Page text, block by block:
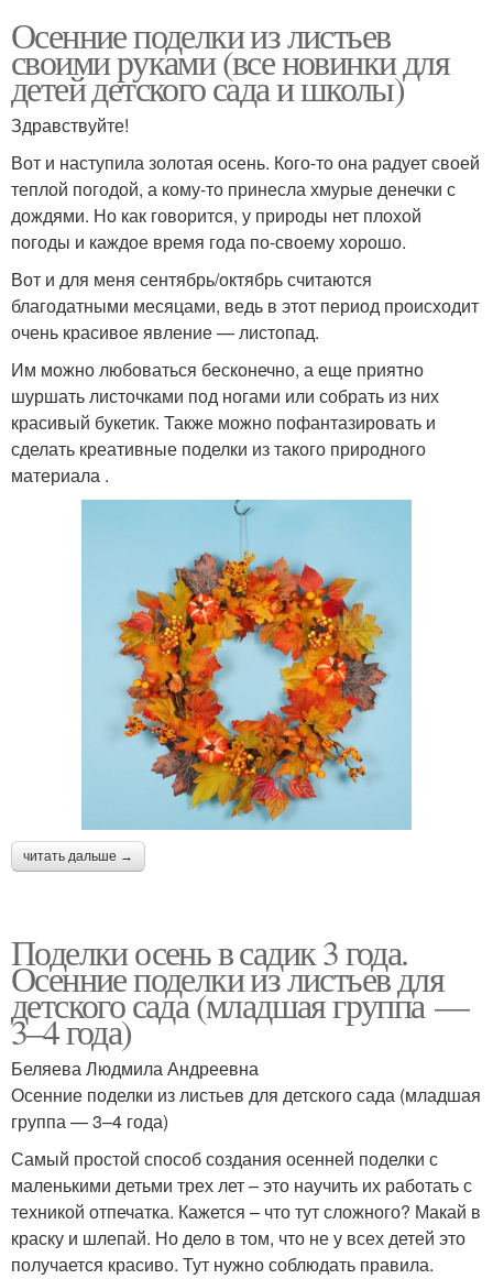
Осенние поделки из листьев
своими руками (все новинки для
детей детского сада и школы)
Здравствуйте!
Вот и наступила золотая осень. Кого-то она радует своей
теплой погодой, а кому-то принесла хмурые денечки с
дождями. Но как говорится, у природы нет плохой
погоды и каждое время года по-своему хорошо.
Вот и для меня сентябрь/октябрь считаются
благодатными месяцами, ведь в этот период происходит
очень красивое явление — листопад.
Им можно любоваться бесконечно, а еще приятно
шуршать листочками под ногами или собрать из них
красивый букетик. Также можно пофантазировать и
сделать креативные поделки из такого природного
материала .
читать дальше →
Поделки осень в садик 3 года.
Осенние поделки из листьев для
детского сада (младшая группа —
3–4 года)
Беляева Людмила Андреевна
Осенние поделки из листьев для детского сада (младшая
группа — 3–4 года)
Самый простой способ создания осенней поделки с
маленькими детьми трех лет – это научить их работать с
техникой отпечатка. Кажется – что тут сложного? Макай в
краску и шлепай. Но дело в том, что не у всех детей это
получается красиво. Тут нужно соблюдать правила.